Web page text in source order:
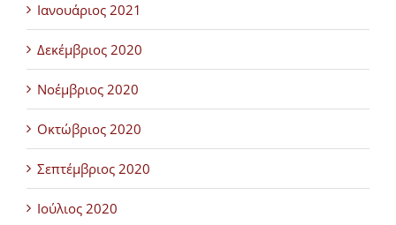
Ιανουάριος 2021
Δεκέμβριος 2020
Νοέμβριος 2020
Οκτώβριος 2020
Σεπτέμβριος 2020
Ιούλιος 2020